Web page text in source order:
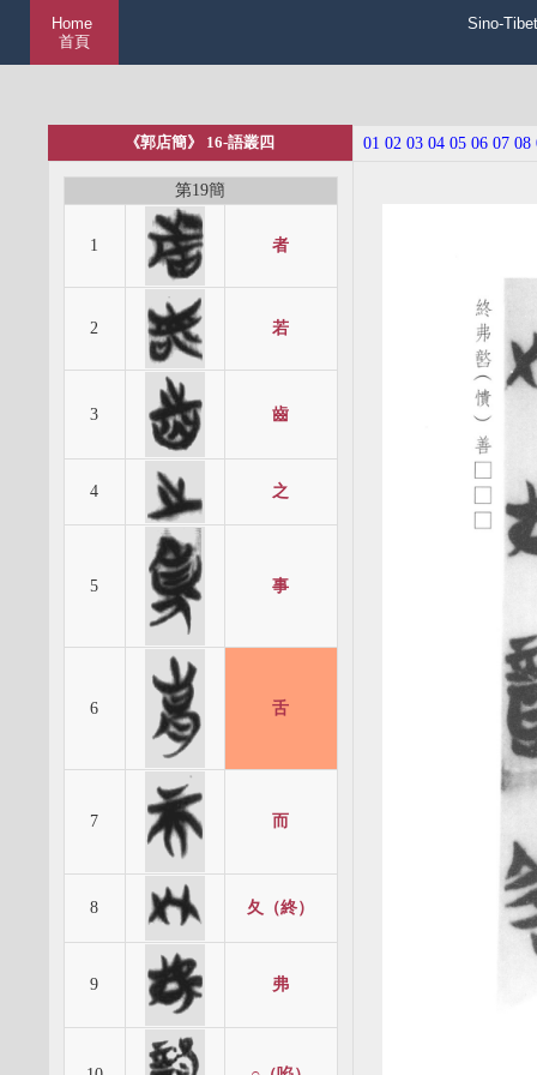
Home
首頁
Sino-
《郭店簡》 16-語叢四 01 02 03 04 05 06 07 08
第19簡
1 者
2 若
3 齒
4 之
5 事
6 舌
7 而
8 夂（終）
9 弗